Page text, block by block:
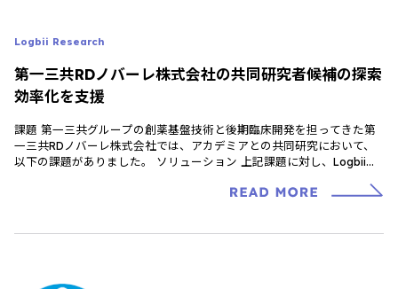
Logbii Research
第一三共RDノバーレ株式会社の共同研究者候補の探索
効率化を支援
課題 第一三共グループの創薬基盤技術と後期臨床開発を担ってきた第
一三共RDノバーレ株式会社では、アカデミアとの共同研究において、
以下の課題がありました。 ソリューション 上記課題に対し、Logbii